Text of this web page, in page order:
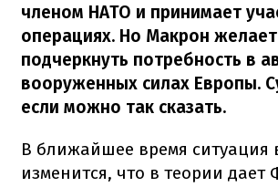
членом НАТО и принимает
операциях. Но Макрон желает
подчеркнуть потребность в
вооруженных силах Европы.
если можно так сказать.
В ближайшее время ситуация
изменится, что в теории дает